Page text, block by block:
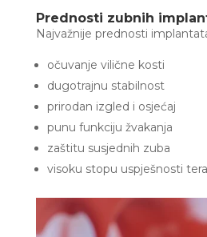
Prednosti zubnih
Najvažnije prednosti
očuvanje vilične kosti
dugotrajnu stabilnost
prirodan izgled i osjećaj
punu funkciju žvakanja
zaštitu susjednih zuba
visoku stopu uspješnosti